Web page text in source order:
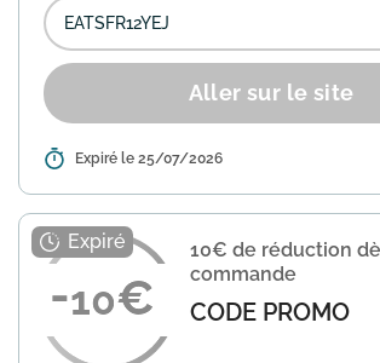
Aller sur le site
Détails : Uber Eats propose une offre
clients : bénéficiez de 12€
sur votre première
de 25€ d'achat. Utilise...En
Expiré le 25/07/2026
10
10€ de réduction
commande
CODE PROMO